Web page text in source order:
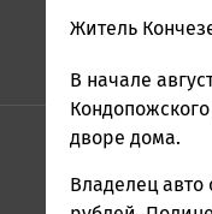
admintimur
Петрозаводска
и
Карелии
Петрозаводск
Житель
В начале
дворе дома.
Владелец